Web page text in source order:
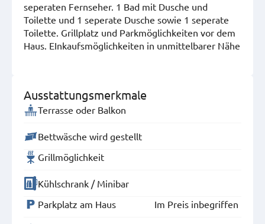
seperaten Fernseher. 1 Bad mit Dusche und
Toilette und 1 seperate Dusche sowie 1 seperate
Toilette. Grillplatz und Parkmöglichkeiten vor dem
Haus. EInkaufsmöglichkeiten in unmittelbarer Nähe
Ausstattungsmerkmale
Terrasse oder Balkon
Bettwäsche wird gestellt
Grillmöglichkeit
Kühlschrank / Minibar
Parkplatz am Haus
Im Preis inbegriffen